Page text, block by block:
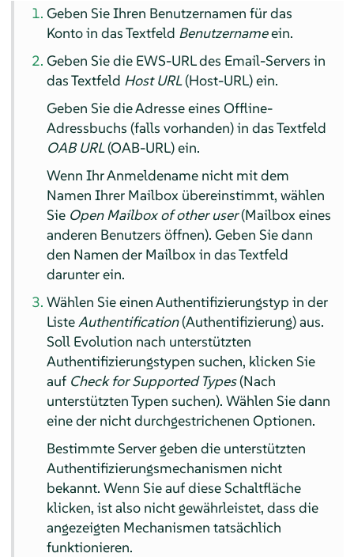
Geben Sie Ihren Benutzernamen für das
Konto in das Textfeld Benutzernameein.
Geben Sie die EWS-URL des Email-Servers in
das Textfeld Host URL(Host-URL) ein.
Geben Sie die Adresse eines Offline-
Adressbuchs (falls vorhanden) in das Textfeld
OAB URL(OAB-URL) ein.
Wenn Ihr Anmeldename nicht mit dem
Namen Ihrer Mailbox übereinstimmt, wählen
Sie Open Mailbox of other user(Mailbox eines
anderen Benutzers öffnen). Geben Sie dann
den Namen der Mailbox in das Textfeld
darunter ein.
Wählen Sie einen Authentifizierungstyp in der
Liste Authentification(Authentifizierung) aus.
Soll Evolution nach unterstützten
Authentifizierungstypen suchen, klicken Sie
auf Check for Supported Types(Nach
unterstützten Typen suchen). Wählen Sie dann
eine der nicht durchgestrichenen Optionen.
Bestimmte Server geben die unterstützten
Authentifizierungsmechanismen nicht
bekannt. Wenn Sie auf diese Schaltfläche
klicken, ist also nicht gewährleistet, dass die
angezeigten Mechanismen tatsächlich
funktionieren.